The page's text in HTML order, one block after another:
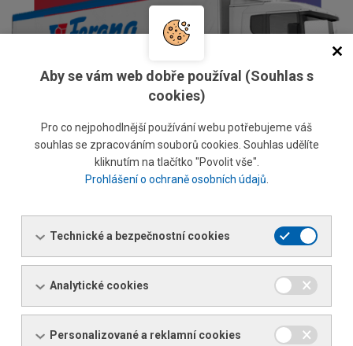
Služby od A do Z
Zboží, které si u nás objednáte Vám na míru upravíme,
rozdělíme a dovezeme tam kam potřebujete.
Aby se vám web dobře používal (Souhlas s
cookies)
Pro co nejpohodlnější používání webu potřebujeme váš
souhlas se zpracováním souborů cookies. Souhlas udělíte
kliknutím na tlačítko "Povolit vše".
Prohlášení o ochraně osobních údajů
Technické a bezpečnostní cookies
Analytické cookies
Personalizované a reklamní cookies